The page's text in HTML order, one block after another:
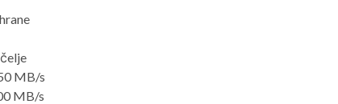
MB/s
MB/s